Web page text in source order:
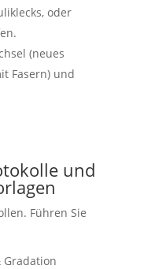
oder
(neues
Fasern) und
und
Führen Sie
Gradation